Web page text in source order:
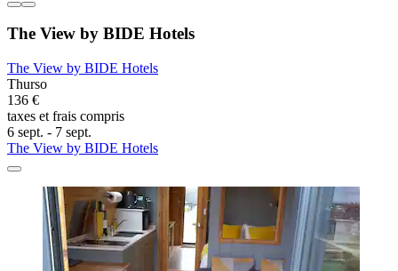
The View by BIDE Hotels
The View by BIDE Hotels
Thurso
136 €
taxes et frais compris
6 sept. - 7 sept.
The View by BIDE Hotels